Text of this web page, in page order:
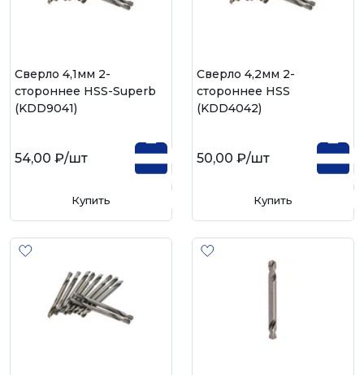
Сверло 4,1мм 2-
стороннее HSS-Superb
(KDD9041)
54,00 ₽/шт
Купить
Сверло 4,2мм 2-
стороннее HSS
(KDD4042)
50,00 ₽/шт
Купить